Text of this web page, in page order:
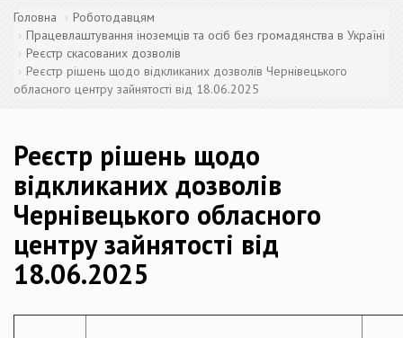
Головна
Роботодавцям
Працевлаштування іноземців та осіб без громадянства в Україні
Реєстр скасованих дозволів
Реєстр рішень щодо відкликаних дозволів Чернівецького
обласного центру зайнятості від 18.06.2025
Реєстр рішень щодо
відкликаних дозволів
Чернівецького обласного
центру зайнятості від
18.06.2025